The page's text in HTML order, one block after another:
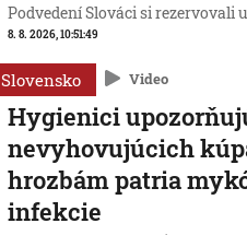
Podvedení Slováci si rezervovali
8. 8. 2026, 10:51:49
Slovensko Video
Hygienici
nevyhovujúcich
hrozbám patria
infekcie